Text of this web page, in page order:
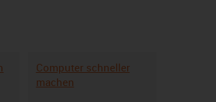
Computer schneller
machen